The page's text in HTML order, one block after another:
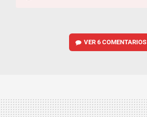
VER6 COMENTARIOS